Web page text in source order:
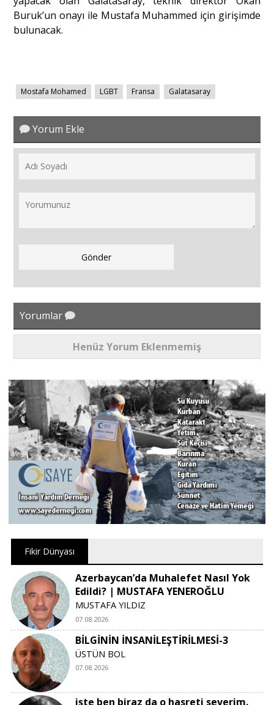
Buruk’un onayı ile Mustafa Muhammed için girişimde
bulunacak.
Mostafa Mohamed LGBT Fransa Galatasaray
Yorum Ekle
Yorumlar
Henüz Yorum Eklenmemiş
Fikir Dünyası
Azerbaycan’da Muhalefet Nasıl Yok
Edildi? | MUSTAFA YENEROĞLU
MUSTAFA YILDIZ
07.08.2026
BİLGİNİN İNSANİLEŞTİRİLMESİ-3
ÜSTÜN BOL
07.08.2026
işte ben biraz da o hasreti severim.